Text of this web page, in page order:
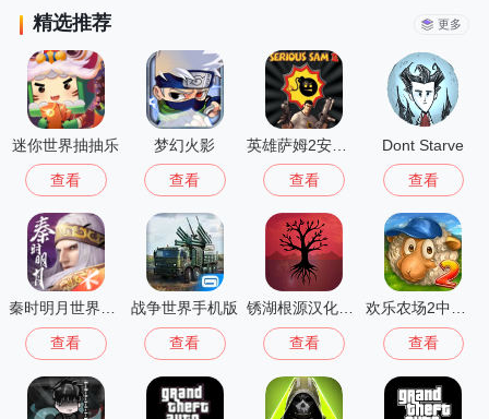
精选推荐 更多
迷你世界抽抽乐
查看
梦幻火影
查看 查看
Dont Starve
查看
查看
战争世界手机版
查看 查看 查看